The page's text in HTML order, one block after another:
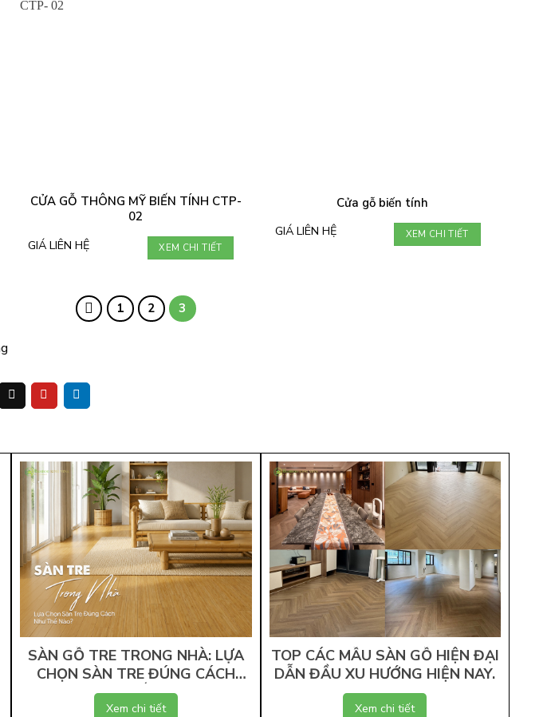
CỬA GỖ THÔNG MỸ BIẾN TÍNH CTP-
02
GIÁ LIÊN HỆ
XEM CHI TIẾT
Cửa gỗ biến tính
GIÁ LIÊN HỆ
XEM CHI TIẾT
1 2 3
SÀN GỖ TRE TRONG NHÀ: LỰA
CHỌN SÀN TRE ĐÚNG CÁCH
NHƯ THẾ NÀO?
Xem chi tiết
TOP CÁC MẪU SÀN GỖ HIỆN ĐẠI
DẪN ĐẦU XU HƯỚNG HIỆN NAY.
Xem chi tiết